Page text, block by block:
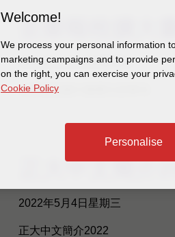
企業報稅擴大
2022年12月18日星期日
企業報稅擴大書審注意事項
正大中文簡介
2022年5月4日星期三
正大中文簡介2022
Welcome!
We process your personal information
marketing campaigns and to provide
on the right, you can exercise your
Cookie Policy
Personalise